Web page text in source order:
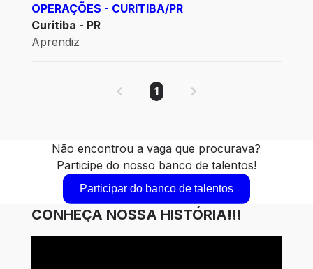
OPERAÇÕES - CURITIBA/PR
Curitiba - PR
Aprendiz
1
Não encontrou a vaga que procurava?
Participe do nosso banco de talentos!
Participar do banco de talentos
CONHEÇA NOSSA HISTÓRIA!!!